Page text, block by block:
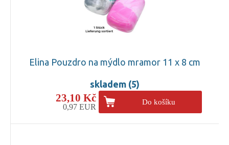
Elina Pouzdro na mýdlo mramor 11 x 8 cm
skladem (5)
23,10 Kč
0,97 EUR
Do košíku